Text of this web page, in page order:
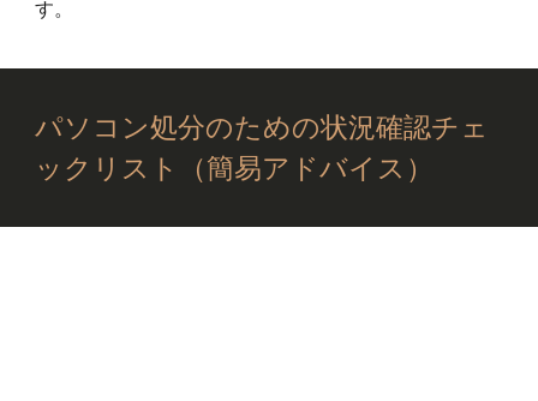
す。
パソコン処分のための状況確認チェ
ックリスト（簡易アドバイス）